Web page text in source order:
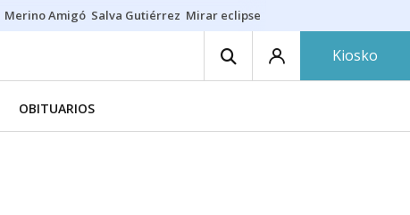
Merino Amigó Salva Gutiérrez Mirar eclipse
Kiosko
OBITUARIOS